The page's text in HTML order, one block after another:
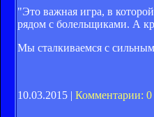
"Это важная игра, в
рядом с болельщиками. А
Мы сталкиваемся с
10.03.2015 | Комментарии: 0